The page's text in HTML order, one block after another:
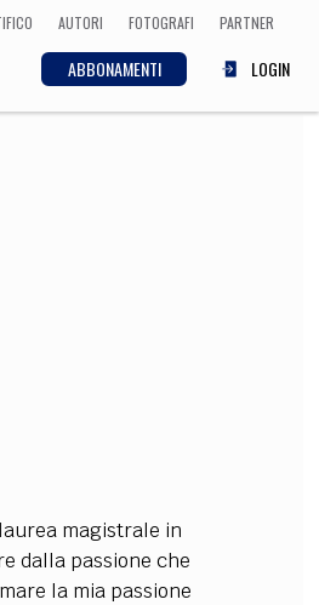
AUTORI FOTOGRAFI PARTNER
ABBONAMENTI LOGIN
magistrale in
dalla passione che
la mia passione